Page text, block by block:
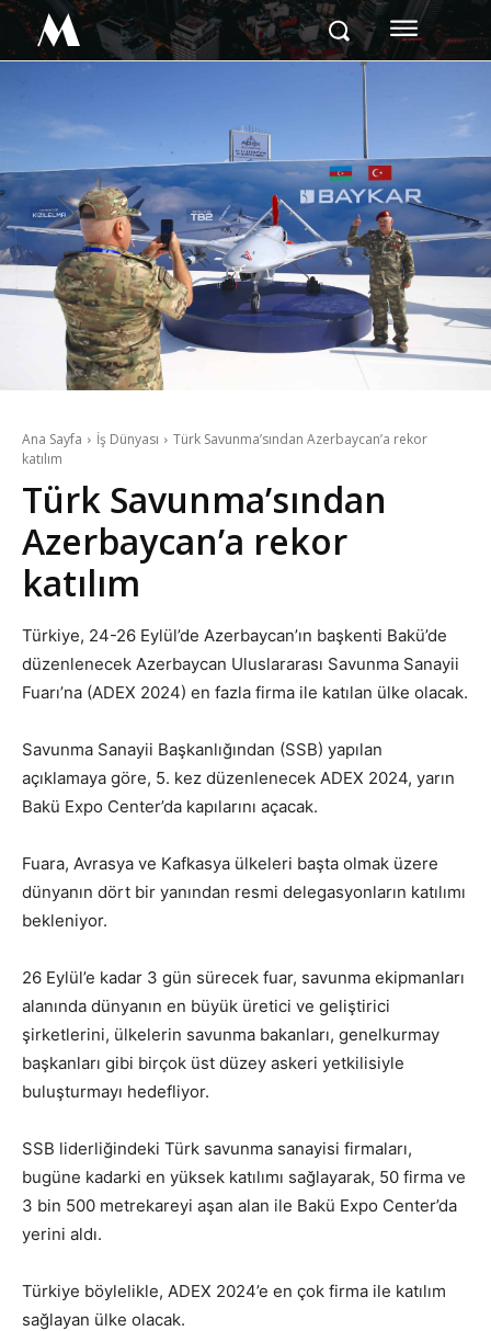
M
Ana Sayfa İş Dünyası
Türk Savunma’sından Azerbaycan’a rekor
katılım
Türk Savunma’sından
Azerbaycan’a rekor
katılım
Türkiye, 24-26 Eylül’de Azerbaycan’ın başkenti Bakü’de
düzenlenecek Azerbaycan Uluslararası Savunma Sanayii
Fuarı’na (ADEX 2024) en fazla firma ile katılan ülke olacak.
Savunma Sanayii Başkanlığından (SSB) yapılan
açıklamaya göre, 5. kez düzenlenecek ADEX 2024, yarın
Bakü Expo Center’da kapılarını açacak.
Fuara, Avrasya ve Kafkasya ülkeleri başta olmak üzere
dünyanın dört bir yanından resmi delegasyonların katılımı
bekleniyor.
26 Eylül’e kadar 3 gün sürecek fuar, savunma ekipmanları
alanında dünyanın en büyük üretici ve geliştirici
şirketlerini, ülkelerin savunma bakanları, genelkurmay
başkanları gibi birçok üst düzey askeri yetkilisiyle
buluşturmayı hedefliyor.
SSB liderliğindeki Türk savunma sanayisi firmaları,
bugüne kadarki en yüksek katılımı sağlayarak, 50 firma ve
3 bin 500 metrekareyi aşan alan ile Bakü Expo Center’da
yerini aldı.
Türkiye böylelikle, ADEX 2024’e en çok firma ile katılım
sağlayan ülke olacak.